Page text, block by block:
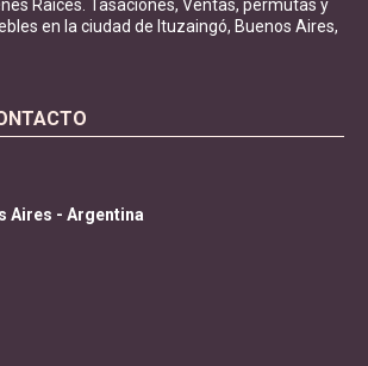
Raíces. Tasaciones, Ventas, permutas y
en la ciudad de Ituzaingó, Buenos Aires,
Aires - Argentina